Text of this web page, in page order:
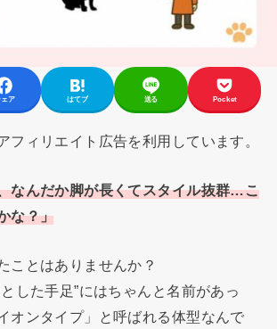
ェア はてブ 送る Pocket
フィリエイト広告を利用しています。
なんだか脚が長くてスタイル抜群…こ
な？」
ことはありませんか？
した手足”にはちゃんと名前があっ
オンタイプ」と呼ばれる体型なんで